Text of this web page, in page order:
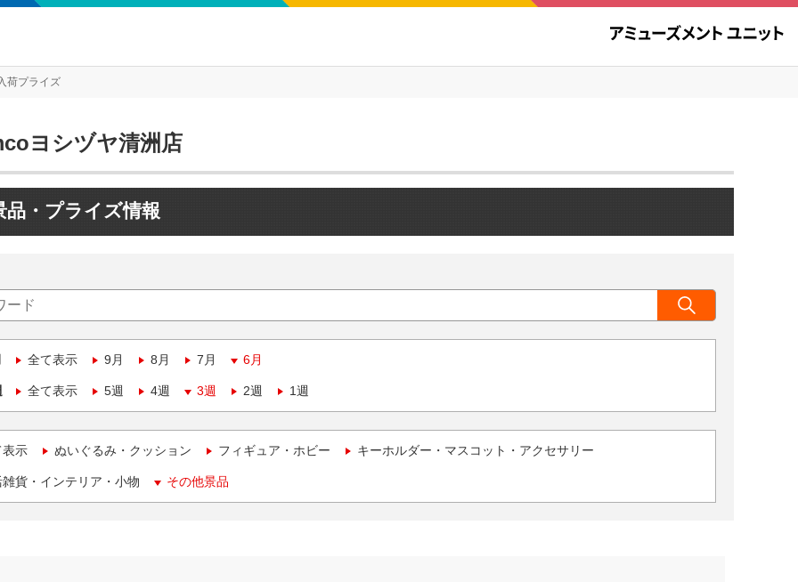
荷プライズ
ヨシヅヤ清洲店
品・プライズ情報
全て表示 9月 8月 7月 6月
全て表示 5週 4週 3週 2週 1週
表示 ぬいぐるみ・クッション フィギュア・ホビー キーホルダー・マスコット・アクセサリー
貨・インテリア・小物 その他景品